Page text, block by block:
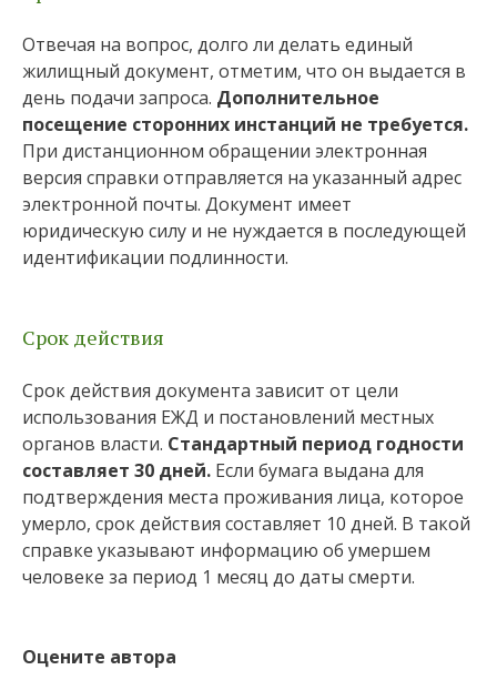
Отвечая на вопрос, долго ли делать единый
жилищный документ, отметим, что он выдается в
день подачи запроса. Дополнительное
посещение сторонних инстанций не требуется.
При дистанционном обращении электронная
версия справки отправляется на указанный адрес
электронной почты. Документ имеет
юридическую силу и не нуждается в последующей
идентификации подлинности.
Срок действия
Срок действия документа зависит от цели
использования ЕЖД и постановлений местных
органов власти. Стандартный период годности
составляет 30 дней. Если бумага выдана для
подтверждения места проживания лица, которое
умерло, срок действия составляет 10 дней. В такой
справке указывают информацию об умершем
человеке за период 1 месяц до даты смерти.
Оцените автора